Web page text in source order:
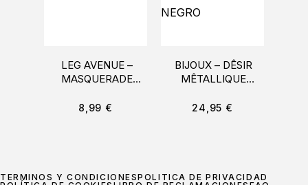
LEG AVENUE –
MASQUERADE
8,99 €
BIJOUX – DÊSIR
MÊTALLIQUE
NEGRO
24,95 €
TÉRMINOS Y CONDICIONESPOLÍTICA DE PRIVACIDAD